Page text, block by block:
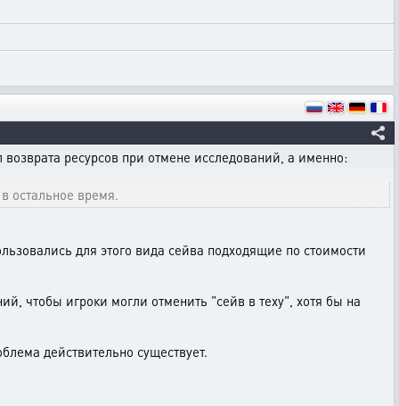
ресурсов при отмене исследований, а именно:
остальное время.
для этого вида сейва подходящие по стоимости
чтобы игроки могли отменить "сейв в теху", хотя бы на
действительно существует.